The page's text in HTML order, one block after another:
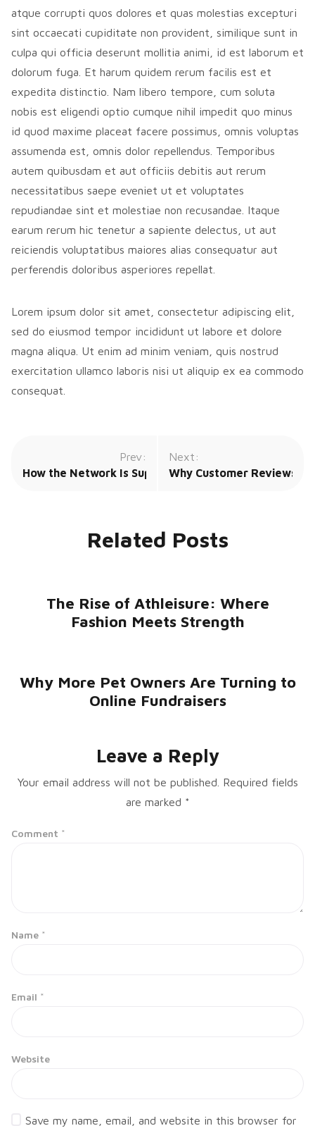
atque corrupti quos dolores et quas molestias excepturi
sint occaecati cupiditate non provident, similique sunt in
culpa qui officia deserunt mollitia animi, id est laborum et
dolorum fuga. Et harum quidem rerum facilis est et
expedita distinctio. Nam libero tempore, cum soluta
nobis est eligendi optio cumque nihil impedit quo minus
id quod maxime placeat facere possimus, omnis voluptas
assumenda est, omnis dolor repellendus. Temporibus
autem quibusdam et aut officiis debitis aut rerum
necessitatibus saepe eveniet ut et voluptates
repudiandae sint et molestiae non recusandae. Itaque
earum rerum hic tenetur a sapiente delectus, ut aut
reiciendis voluptatibus maiores alias consequatur aut
perferendis doloribus asperiores repellat.
Lorem ipsum dolor sit amet, consectetur adipiscing elit,
sed do eiusmod tempor incididunt ut labore et dolore
magna aliqua. Ut enim ad minim veniam, quis nostrud
exercitation ullamco laboris nisi ut aliquip ex ea commodo
consequat.
Prev:
How the Network Is Supporting Emerging Content
Next:
Why Customer Reviews
Related Posts
The Rise of Athleisure: Where
Fashion Meets Strength
Why More Pet Owners Are Turning to
Online Fundraisers
Leave a Reply
Your email address will not be published. Required fields
are marked *
Comment *
Name *
Email *
Website
Save my name, email, and website in this browser for